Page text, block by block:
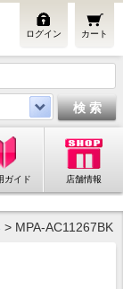
カート
ログイン
ガイド 店舗情報
> MPA-AC11267BK